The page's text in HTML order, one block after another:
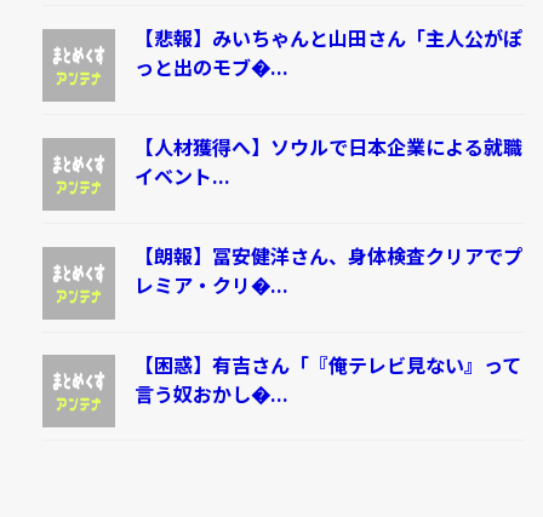
【悲報】みいちゃんと山田さん「主人公がぽ
っと出のモブ�...
【人材獲得へ】ソウルで日本企業による就職
イベント...
【朗報】冨安健洋さん、身体検査クリアでプ
レミア・クリ�...
【困惑】有吉さん「『俺テレビ見ない』って
言う奴おかし�...